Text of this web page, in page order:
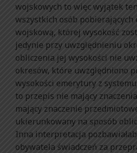
wojskowych to więc wyjątek
wszystkich osób pobierających
wojskową, której wysokość
jedynie przy uwzględnieniu
obliczenia jej wysokości nie
okresów, które uwzględniono
wysokości emerytury z
to przepis nie mający
mający znaczenie
ukierunkowany na sposób
Inna interpretacja
obywatela świadczeń za